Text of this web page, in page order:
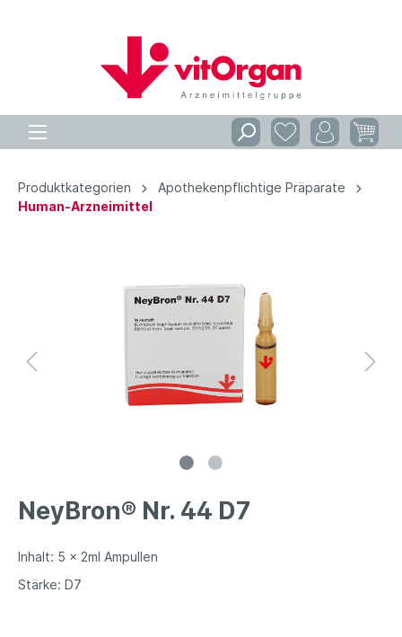
Produktkategorien
Apothekenpflichtige Präparate
Human-Arzneimittel
NeyBron® Nr. 44 D7
Inhalt: 5 x 2ml Ampullen
Stärke: D7